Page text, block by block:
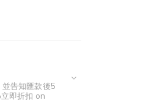
告知匯款後5
即折扣 on